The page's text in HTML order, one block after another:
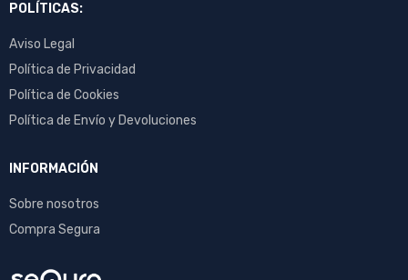
POLÍTICAS:
Aviso Legal
Política de Privacidad
Política de Cookies
Política de Envío y Devoluciones
INFORMACIÓN
Sobre nosotros
Compra Segura